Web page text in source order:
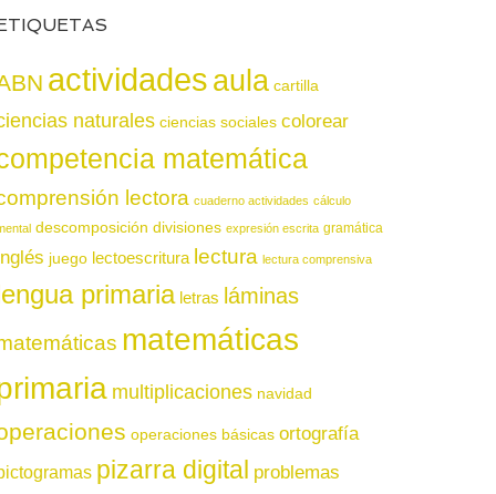
actividadesaula cartilla
naturales ciencias sociales colorear
matemática
lectora cuaderno actividades cálculo
descomposición divisiones expresión escrita gramática
juego lectoescritura lectura lectura comprensiva
primaria letras láminas
matemáticas
multiplicaciones navidad
operaciones básicas ortografía
pizarra digital problemas